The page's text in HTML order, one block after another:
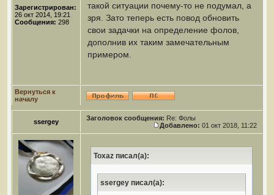
Зарегистрирован:
26 окт 2014, 19:21
Сообщения: 298
такой ситуации почему-то не подумал, а
зря. Зато теперь есть повод обновить
свои задачки на определение фолов,
дополнив их таким замечательным
примером.
Вернуться к
началу
ssergey Заголовок сообщения: Re: Фолы
Добавлено: 01 окт 2018, 11:22
Toxaz писал(а):
ssergey писал(а):